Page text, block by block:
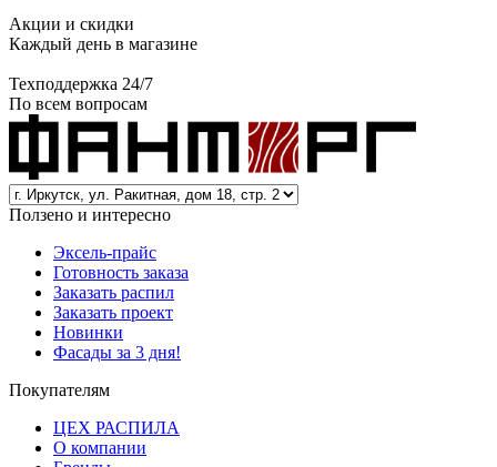
Акции и скидки
Каждый день в магазине
Техподдержка 24/7
По всем вопросам
Ползено и интересно
Эксель-прайс
Готовность заказа
Заказать распил
Заказать проект
Новинки
Фасады за 3 дня!
Покупателям
ЦЕХ РАСПИЛА
О компании